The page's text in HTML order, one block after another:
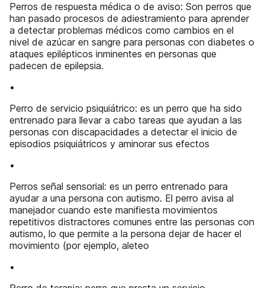
Perros de respuesta médica o de aviso: Son perros que
han pasado procesos de adiestramiento para aprender
a detectar problemas médicos como cambios en el
nivel de azúcar en sangre para personas con diabetes o
ataques epilépticos inminentes en personas que
padecen de epilepsia.
•
Perro de servicio psiquiátrico: es un perro que ha sido
entrenado para llevar a cabo tareas que ayudan a las
personas con discapacidades a detectar el inicio de
episodios psiquiátricos y aminorar sus efectos
•
Perros señal sensorial: es un perro entrenado para
ayudar a una persona con autismo. El perro avisa al
manejador cuando este manifiesta movimientos
repetitivos distractores comunes entre las personas con
autismo, lo que permite a la persona dejar de hacer el
movimiento (por ejemplo, aleteo
•